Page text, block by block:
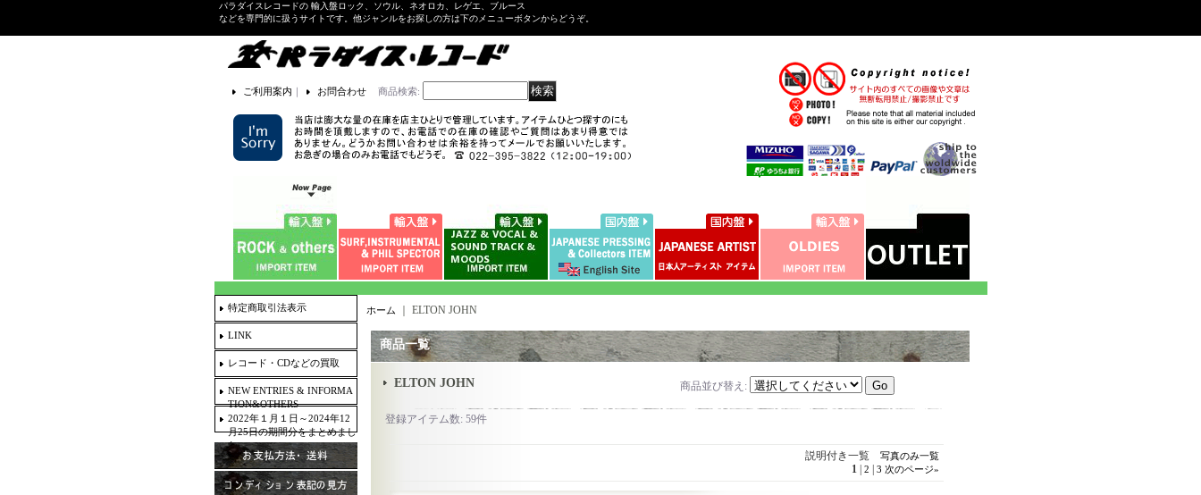
パラダイスレコードの 輸入盤ロック、ソウル、ネオロカ、レゲエ、ブルース
などを専門的に扱うサイトです。他ジャンルをお探しの方は下のメニューボタンからどうぞ。
ご利用案内 ｜ お問合わせ 商品検索:
特定商取引法表示
LINK
レコード・CDなどの買取
NEW ENTRIES & INFORMA
TION&OTHERS
2022年１月１日～2024年12
月25日の期間分をまとめまし
た。
ホーム ELTON JOHN
商品一覧
ELTON JOHN 商品並び替え :
登録アイテム数:59件
説明付き一覧 写真のみ一覧
1| 2 3 次のページ»